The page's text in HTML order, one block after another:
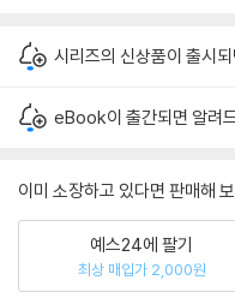
시리즈의 신상품이 출시
eBook이 출간되면 알려
이미 소장하고 있다면 판매해
예스24에 팔기
최상 매입가 2,000원